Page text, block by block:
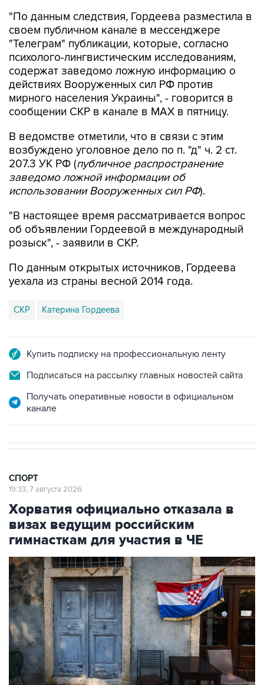
"По данным следствия, Гордеева разместила в
своем публичном канале в мессенджере
"Телеграм" публикации, которые, согласно
психолого-лингвистическим исследованиям,
содержат заведомо ложную информацию о
действиях Вооруженных сил РФ против
мирного населения Украины", - говорится в
сообщении СКР в канале в MAX в пятницу.
В ведомстве отметили, что в связи с этим
возбуждено уголовное дело по п. "д" ч. 2 ст.
207.3 УК РФ (публичное распространение
заведомо ложной информации об
использовании Вооруженных сил РФ).
"В настоящее время рассматривается вопрос
об объявлении Гордеевой в международный
розыск", - заявили в СКР.
По данным открытых источников, Гордеева
уехала из страны весной 2014 года.
СКР Катерина Гордеева
Купить подписку на профессиональную ленту
Подписаться на рассылку главных новостей сайта
Получать оперативные новости в официальном
канале
СПОРТ
19:33, 7 августа 2026
Хорватия официально отказала в
визах ведущим российским
гимнасткам для участия в ЧЕ